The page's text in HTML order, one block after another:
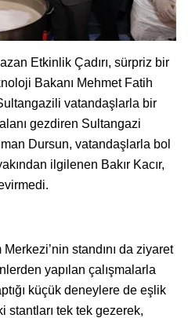
Etkinlik Çadırı, sürpriz bir
Bakanı Mehmet Fatih
vatandaşlarla bir
gezdiren Sultangazi
Dursun, vatandaşlarla bol
ilgilenen Bakır Kacır,
standını da ziyaret
yapılan çalışmalarla
küçük deneylere de eşlik
stantları tek tek gezerek,